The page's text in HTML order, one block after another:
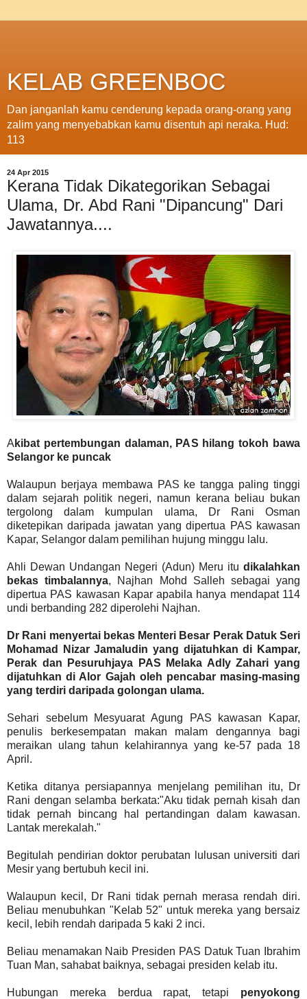
KELAB GREENBOC
Dan janganlah kamu cenderung kepada orang-orang yang
zalim yang menyebabkan kamu disentuh api neraka. Hud:
113
24 Apr 2015
Kerana Tidak Dikategorikan Sebagai
Ulama, Dr. Abd Rani "Dipancung" Dari
Jawatannya....
A kibat pertembungan dalaman, PAS hilang tokoh bawa
Selangor ke puncak
Walaupun berjaya membawa PAS ke tangga paling tinggi
dalam sejarah politik negeri, namun kerana beliau bukan
tergolong dalam kumpulan ulama, Dr Rani Osman
diketepikan daripada jawatan yang dipertua PAS kawasan
Kapar, Selangor dalam pemilihan hujung minggu lalu.
Ahli Dewan Undangan Negeri (Adun) Meru itu dikalahkan
bekas timbalannya, Najhan Mohd Salleh sebagai yang
dipertua PAS kawasan Kapar apabila hanya mendapat 114
undi berbanding 282 diperolehi Najhan.
Dr Rani menyertai bekas Menteri Besar Perak Datuk Seri
Mohamad Nizar Jamaludin yang dijatuhkan di Kampar,
Perak dan Pesuruhjaya PAS Melaka Adly Zahari yang
dijatuhkan di Alor Gajah oleh pencabar masing-masing
yang terdiri daripada golongan ulama.
Sehari sebelum Mesyuarat Agung PAS kawasan Kapar,
penulis berkesempatan makan malam dengannya bagi
meraikan ulang tahun kelahirannya yang ke-57 pada 18
April.
Ketika ditanya persiapannya menjelang pemilihan itu, Dr
Rani dengan selamba berkata:"Aku tidak pernah kisah dan
tidak pernah bincang hal pertandingan dalam kawasan.
Lantak merekalah."
Begitulah pendirian doktor perubatan lulusan universiti dari
Mesir yang bertubuh kecil ini.
Walaupun kecil, Dr Rani tidak pernah merasa rendah diri.
Beliau menubuhkan "Kelab 52" untuk mereka yang bersaiz
kecil, lebih rendah daripada 5 kaki 2 inci.
Beliau menamakan Naib Presiden PAS Datuk Tuan Ibrahim
Tuan Man, sahabat baiknya, sebagai presiden kelab itu.
Hubungan mereka berdua rapat, tetapi penyokong